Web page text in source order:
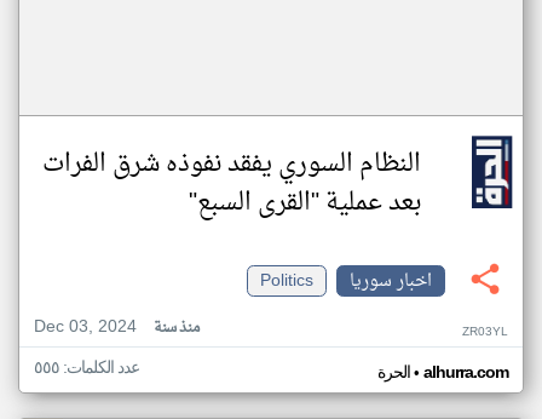
النظام السوري يفقد نفوذه شرق الفرات
بعد عملية "القرى السبع"
اخبار سوريا
Politics
Dec 03, 2024
منذ سنة ZR03YL
الحرة• alhurra.com عدد الكلمات: ٥٥٥